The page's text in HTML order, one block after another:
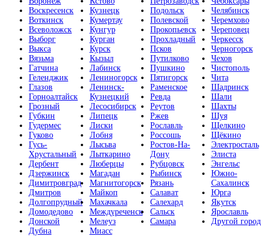
Воскресенск
Воткинск
Всеволожск
Выборг
Выкса
Вязьма
Гатчина
Геленджик
Глазов
Горноалтайск
Грозный
Губкин
Гудермес
Гуково
Гусь-
Хрустальный
Дербент
Дзержинск
Димитровград
Дмитров
Долгопрудный
Домодедово
Донской
Дубна
Кузнецк
Кумертау
Кунгур
Курган
Курск
Кызыл
Лабинск
Лениногорск
Ленинск-
Кузнецкий
Лесосибирск
Липецк
Лиски
Лобня
Лысьва
Лыткарино
Люберцы
Магадан
Магнитогорск
Майкоп
Махачкала
Междуреченск
Мелеуз
Миасс
Подольск
Полевской
Прокопьевск
Прохладный
Псков
Путилково
Пушкино
Пятигорск
Раменское
Ревда
Реутов
Ржев
Рославль
Россошь
Ростов-На-
Дону
Рубцовск
Рыбинск
Рязань
Салават
Салехард
Сальск
Самара
Челябинск
Черемхово
Череповец
Черкесск
Черногорск
Чехов
Чистополь
Чита
Шадринск
Шали
Шахты
Шуя
Щелкино
Щёкино
Электросталь
Элиста
Энгельс
Южно-
Сахалинск
Юрга
Якутск
Ярославль
Другой город